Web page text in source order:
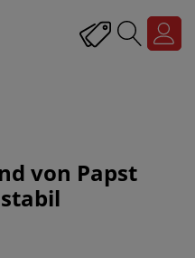
von Papst